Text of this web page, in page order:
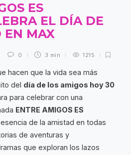
ES
EL DÍA DE
EN MAX
0 3 min 1215
hacen que la vida sea más
del día de los amigos hoy 30
para celebrar con una
ENTRE AMIGOS ES
de la amistad en todas
de aventuras y
que exploran los lazos